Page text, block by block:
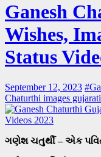
Ganesh
Wishes,
Status
September 12, 2023 #
Chaturthi images gujarati
ગણેશ ચતુર્થી – એક